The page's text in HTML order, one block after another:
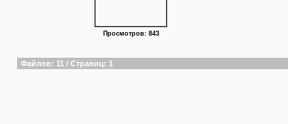
Просмотров: 843
Файлов: 11 / Страниц: 1